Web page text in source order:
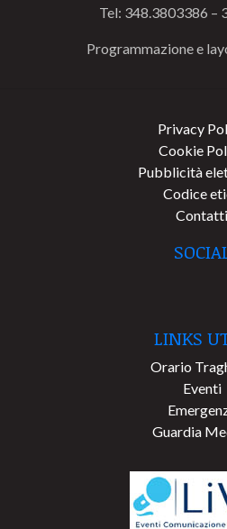
Tel: 348.3803386 –
Programmazione e
Privacy
Cookie
Pubblicità
Codice
Contatti
LINKS
Orario
Eventi
Guardia